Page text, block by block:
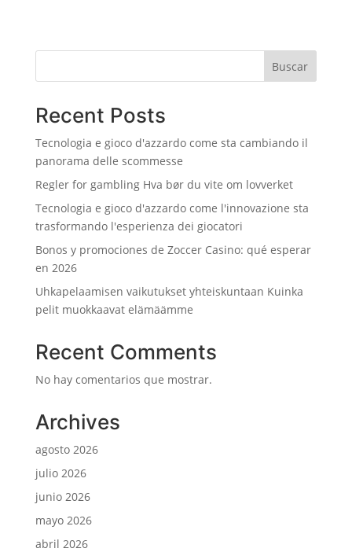
Buscar
Recent Posts
Tecnologia e gioco d'azzardo come sta cambiando il
panorama delle scommesse
Regler for gambling Hva bør du vite om lovverket
Tecnologia e gioco d'azzardo come l'innovazione sta
trasformando l'esperienza dei giocatori
Bonos y promociones de Zoccer Casino: qué esperar
en 2026
Uhkapelaamisen vaikutukset yhteiskuntaan Kuinka
pelit muokkaavat elämäämme
Recent Comments
No hay comentarios que mostrar.
Archives
agosto 2026
julio 2026
junio 2026
mayo 2026
abril 2026